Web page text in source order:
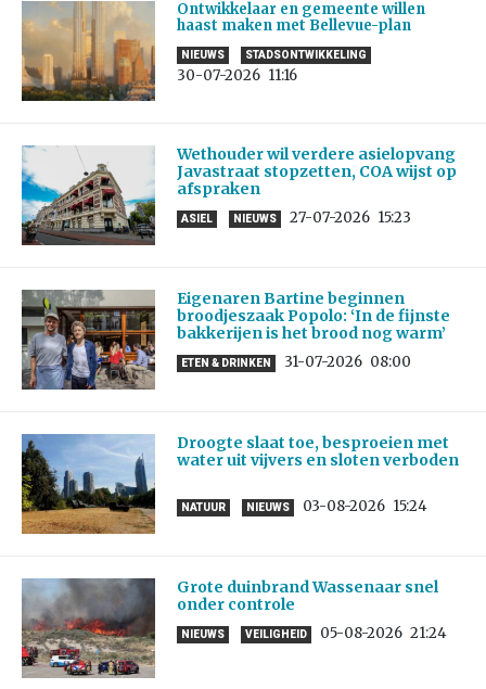
Ontwikkelaar en gemeente willen
haast maken met Bellevue-plan
NIEUWS STADSONTWIKKELING
30-07-2026 11:16
Wethouder wil verdere asielopvang
Javastraat stopzetten, COA wijst op
afspraken
ASIEL NIEUWS 27-07-2026 15:23
Eigenaren Bartine beginnen
broodjeszaak Popolo: ‘In de fijnste
bakkerijen is het brood nog warm’
ETEN & DRINKEN 31-07-2026 08:00
Droogte slaat toe, besproeien met
water uit vijvers en sloten verboden
NATUUR NIEUWS 03-08-2026 15:24
Grote duinbrand Wassenaar snel
onder controle
NIEUWS VEILIGHEID 05-08-2026 21:24